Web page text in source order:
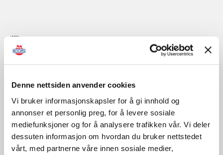
Denne nettsiden anvender cookies
Vi bruker informasjonskapsler for å gi innhold og
annonser et personlig preg, for å levere sosiale
mediefunksjoner og for å analysere trafikken vår. Vi deler
dessuten informasjon om hvordan du bruker nettstedet
vårt, med partnerne våre innen sosiale medier,
November